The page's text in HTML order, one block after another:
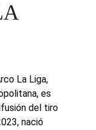
La Liga,
es
del tiro
nació